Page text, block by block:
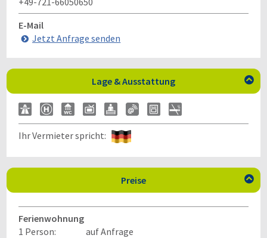
E-Mail
Jetzt Anfrage senden
Lage & Ausstattung 
Ihr Vermieter spricht:
Preise 
Ferienwohnung
1 Person:
auf Anfrage